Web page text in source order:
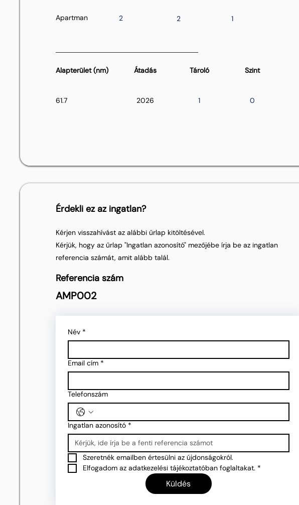
Apartman 2 2 1
Alapterület (nm) Átadás Tároló
61.7 2026 1
Szint
0
Érdekli ez az ingatlan?
Kérjen visszahívást az alábbi űrlap kitöltésével.
Kérjük, hogy az űrlap "Ingatlan azonosító" mezőjébe írja be az ingatlan
referencia számát, amit alább talál.
Referencia szám
AMP002
Név *
Email cím *
Telefonszám
Ingatlan azonosító *
Szeretnék emailben értesülni az újdonságokról.
Elfogadom az adatkezelési tájékoztatóban foglaltakat. *
Küldés